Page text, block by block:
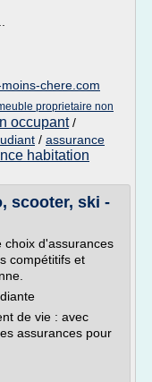
chere.com
proprietaire non
occupant/
/ assurance
habitation
scooter, ski -
choix d'assurances
compétitifs et
de vie : avec
assurances pour